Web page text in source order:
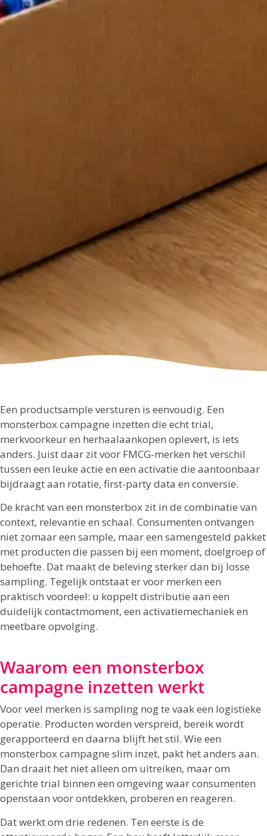
Een productsample versturen is eenvoudig. Een
monsterbox campagne inzetten die echt trial,
merkvoorkeur en herhaalaankopen oplevert, is iets
anders. Juist daar zit voor FMCG-merken het verschil
tussen een leuke actie en een activatie die aantoonbaar
bijdraagt aan rotatie, first-party data en conversie.
De kracht van een monsterbox zit in de combinatie van
context, relevantie en schaal. Consumenten ontvangen
niet zomaar een sample, maar een samengesteld pakket
met producten die passen bij een moment, doelgroep of
behoefte. Dat maakt de beleving sterker dan bij losse
sampling. Tegelijk ontstaat er voor merken een
praktisch voordeel: u koppelt distributie aan een
duidelijk contactmoment, een activatiemechaniek en
meetbare opvolging.
Waarom een monsterbox
campagne inzetten werkt
Voor veel merken is sampling nog te vaak een logistieke
operatie. Producten worden verspreid, bereik wordt
gerapporteerd en daarna blijft het stil. Wie een
monsterbox campagne slim inzet, pakt het anders aan.
Dan draait het niet alleen om uitreiken, maar om
gerichte trial binnen een omgeving waar consumenten
openstaan voor ontdekken, proberen en reageren.
Dat werkt om drie redenen. Ten eerste is de